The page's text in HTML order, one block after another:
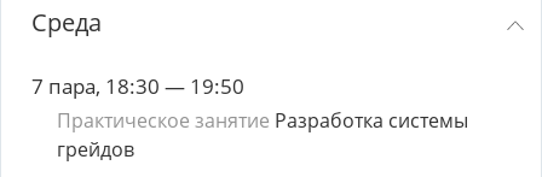
Среда
7 пара, 18:30 — 19:50
Практическое занятие Разработка системы
грейдов